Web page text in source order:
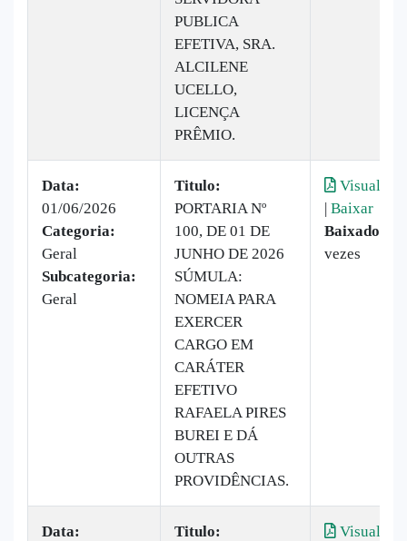
PUBLICA
EFETIVA, SRA.
ALCILENE
UCELLO,
LICENÇA
PRÊMIO.
Data:
01/06/2026
Categoria:
Geral
Subcategoria:
Geral
Titulo:
PORTARIA Nº
100, DE 01 DE
JUNHO DE 2026
SÚMULA:
NOMEIA PARA
EXERCER
CARGO EM
CARÁTER
EFETIVO
RAFAELA PIRES
BUREI E DÁ
OUTRAS
PROVIDÊNCIAS.
Visualizar
| Baixar
Baixado:
vezes
Data:
Titulo:
Visualizar